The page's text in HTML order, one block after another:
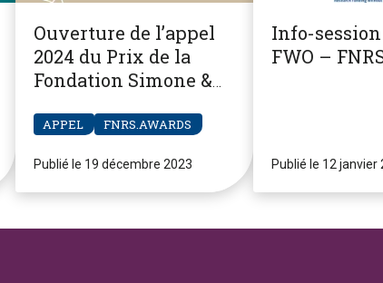
Ouverture de l’appel
2024 du Prix de la
Fondation Simone &
APPEL FNRS.AWARDS
Publié le 19 décembre 2023
Info-
FWO –
Publié le 12 janvier